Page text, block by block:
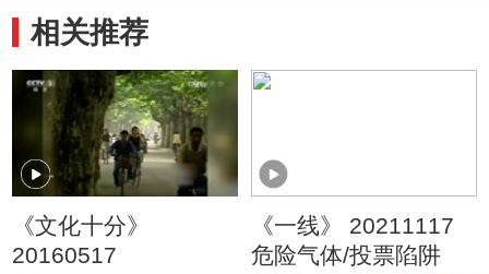
相关推荐
《文化十分》
20160517
《一线》 20211117
危险气体/投票陷阱